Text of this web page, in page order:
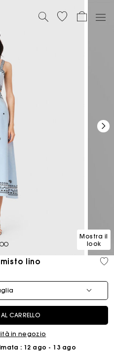
89
Mostra il
look
lino
CARRELLO
in negozio
: 12 ago - 13 ago